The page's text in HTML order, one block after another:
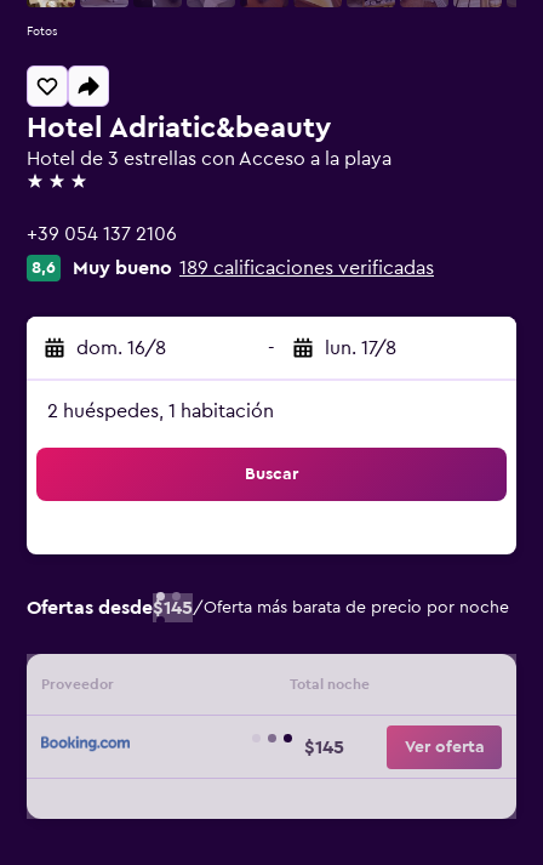
Hotel Adriatic&beauty
Hotel de 3 estrellas con Acceso a la playa
3 estrellas
+39 054 137 2106
8,6 Muy bueno 189 calificaciones verificadas
dom. 16/8 - lun. 17/8
2 huéspedes, 1 habitación
Buscar
Ofertas desde$145/Oferta más barata de precio por noche
Proveedor Total noche
$145 Ver oferta
Fotos